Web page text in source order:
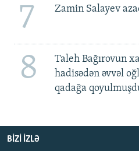
7 Zamin Salayev
8
Taleh Bağırovun
hadisədən əvvəl
qadağa
BIZI IZLƏ